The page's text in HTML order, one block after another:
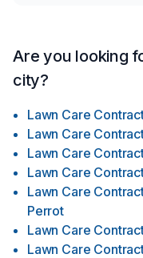
Are you looking
city?
Lawn Care
Lawn Care
Lawn Care
Lawn Care
Lawn Care
Perrot
Lawn Care
Lawn Care